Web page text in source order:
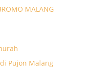
MALANG
Pujon Malang